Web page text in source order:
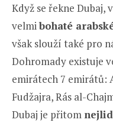
Když se řekne Dubaj,
velmibohaté
však slouží také pro
Dohromady existuje
emirátech 7 emirátů:
Fudžajra, Rás al-
Dubaj je přitom